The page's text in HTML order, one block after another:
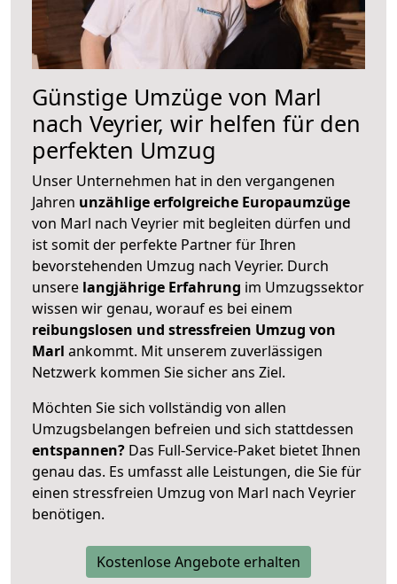
Günstige Umzüge von Marl
nach Veyrier, wir helfen für den
perfekten Umzug
Unser Unternehmen hat in den vergangenen
Jahren unzählige erfolgreiche Europaumzüge
von Marl nach Veyrier mit begleiten dürfen und
ist somit der perfekte Partner für Ihren
bevorstehenden Umzug nach Veyrier. Durch
unsere langjährige Erfahrung im Umzugssektor
wissen wir genau, worauf es bei einem
reibungslosen und stressfreien Umzug von
Marl ankommt. Mit unserem zuverlässigen
Netzwerk kommen Sie sicher ans Ziel.
Möchten Sie sich vollständig von allen
Umzugsbelangen befreien und sich stattdessen
entspannen? Das Full-Service-Paket bietet Ihnen
genau das. Es umfasst alle Leistungen, die Sie für
einen stressfreien Umzug von Marl nach Veyrier
benötigen.
Kostenlose Angebote erhalten